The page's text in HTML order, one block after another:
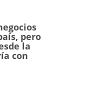
pero
la
con